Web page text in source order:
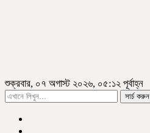
শুক্রবার, ০৭ অগাস্ট ২০২৬, ০৫:১২ পূর্বাহ্ন
সার্চ করুন